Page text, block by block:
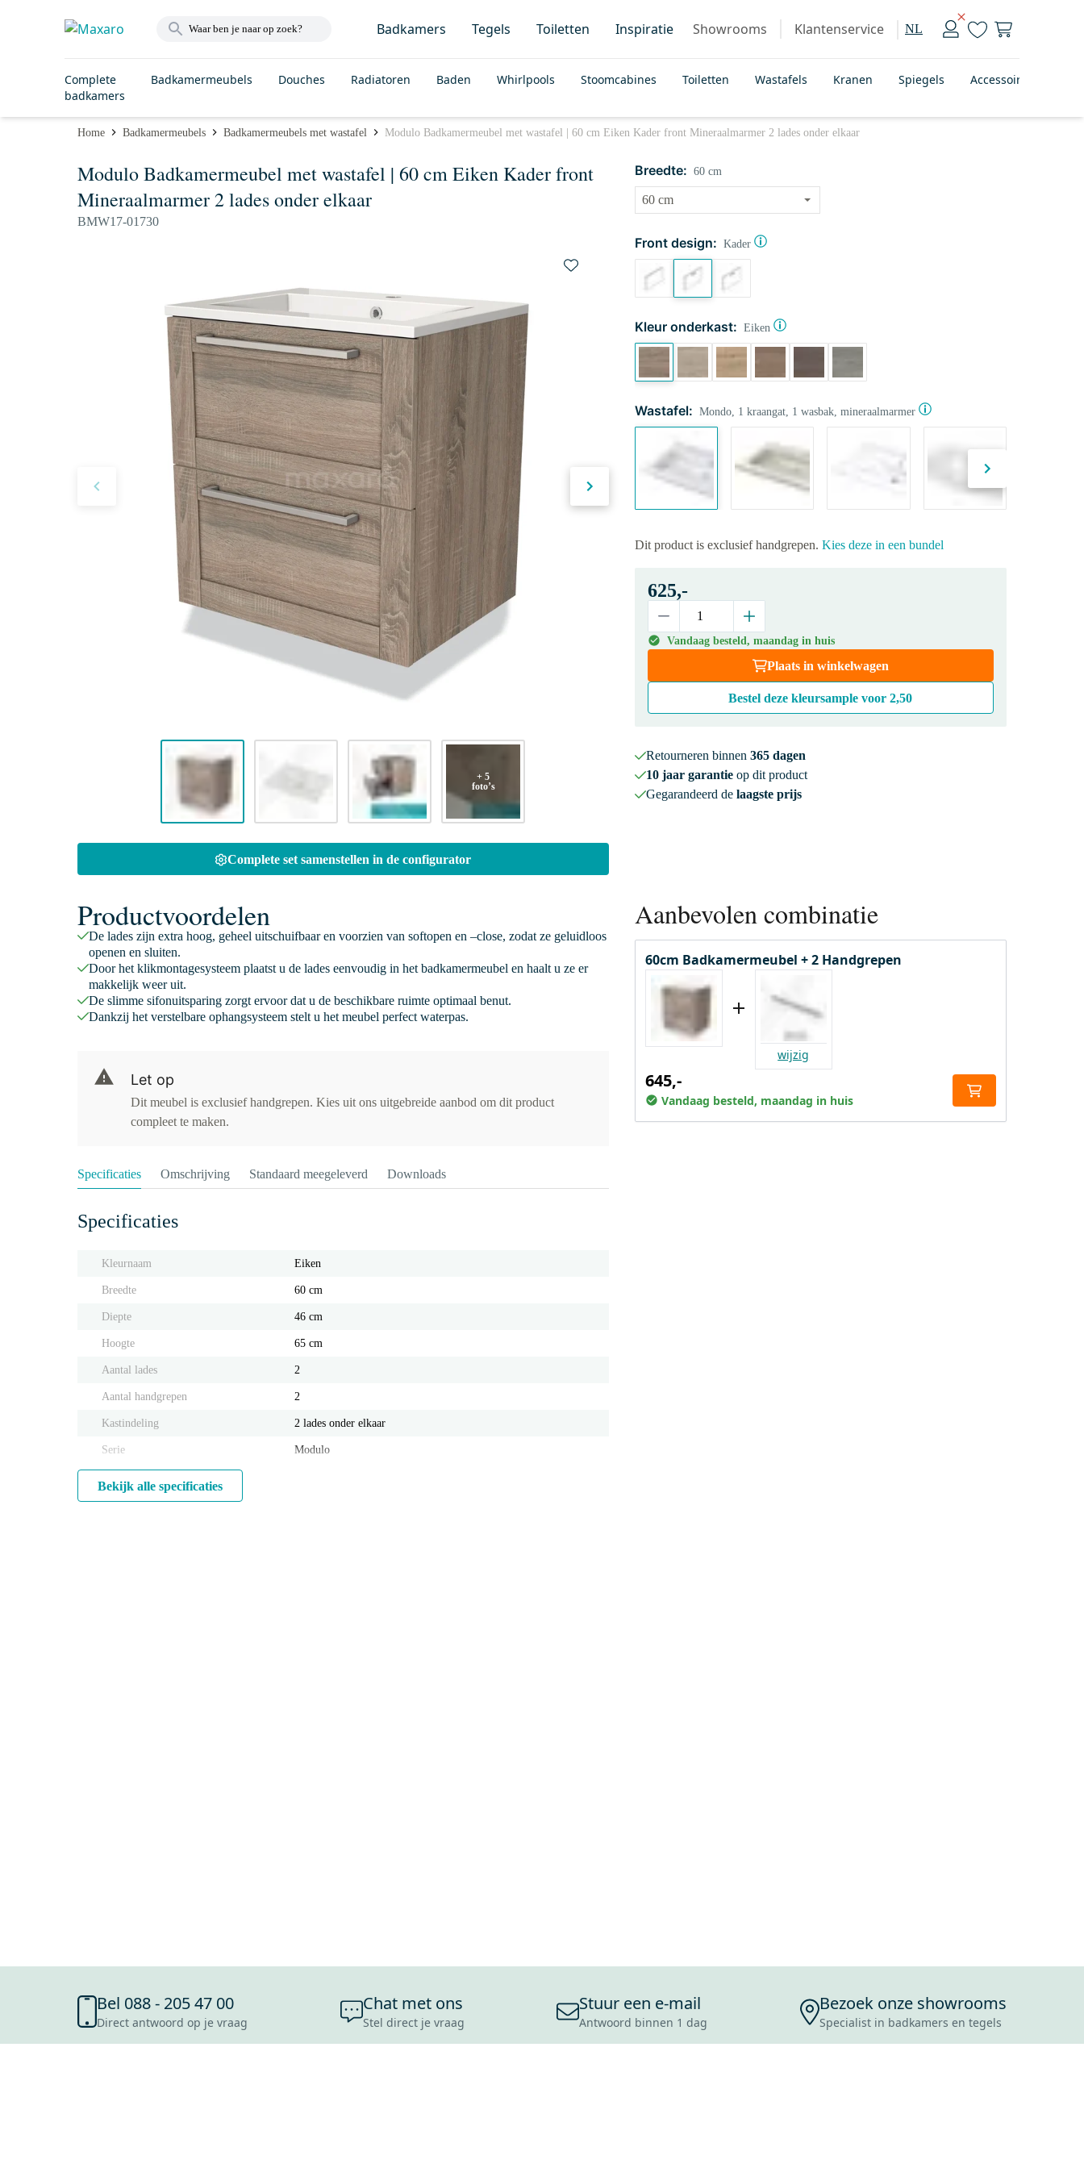
Badkamers Tegels Toiletten Inspiratie Showrooms Klantenservice NL
Complete
badkamers
Badkamermeubels Douches Radiatoren Baden Whirlpools Stoomcabines Toiletten Wastafels Kranen Spiegels Accessoires
Home Badkamermeubels Badkamermeubels met wastafel Modulo Badkamermeubel met wastafel | 60 cm Eiken Kader front Mineraalmarmer 2 lades onder elkaar
Modulo Badkamermeubel met wastafel | 60 cm Eiken Kader front
Mineraalmarmer 2 lades onder elkaar
BMW17-01730
+ 5
foto’s
Complete set samenstellen in de configurator
Dit product is exclusief handgrepen. Kies deze in een bundel
Breedte: 60 cm
Front design: Kader
Kleur onderkast: Eiken
Wastafel: Mondo, 1 kraangat, 1 wasbak, mineraalmarmer
625,-
Vandaag besteld, maandag in huis
Plaats in winkelwagen
Bestel deze kleursample voor2,50
Retourneren binnen 365 dagen
10 jaar garantieop dit product
Gegarandeerd de laagste prijs
Productvoordelen
De lades zijn extra hoog, geheel uitschuifbaar en voorzien van softopen en –close, zodat ze geluidloos
openen en sluiten.
Door het klikmontagesysteem plaatst u de lades eenvoudig in het badkamermeubel en haalt u ze er
makkelijk weer uit.
De slimme sifonuitsparing zorgt ervoor dat u de beschikbare ruimte optimaal benut.
Dankzij het verstelbare ophangsysteem stelt u het meubel perfect waterpas.
Let op
Dit meubel is exclusief handgrepen. Kies uit ons uitgebreide aanbod om dit product
compleet te maken.
Specificaties Omschrijving Standaard meegeleverd Downloads
Specificaties
Kleurnaam Eiken
Breedte 60 cm
Diepte 46 cm
Hoogte 65 cm
Aantal lades 2
Aantal handgrepen 2
Kastindeling 2 lades onder elkaar
Serie Modulo
Bekijk alle specificaties
Aanbevolen combinatie
60cm Badkamermeubel + 2 Handgrepen
wijzig
645,-
Vandaag besteld, maandag in huis
Bel 088 - 205 47 00
Direct antwoord op je vraag
Chat met ons
Stel direct je vraag
Stuur een e-mail
Antwoord binnen 1 dag
Bezoek onze showrooms
Specialist in badkamers en tegels